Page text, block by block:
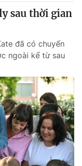
sau thời gian
đã có chuyến
ngoài kể từ sau